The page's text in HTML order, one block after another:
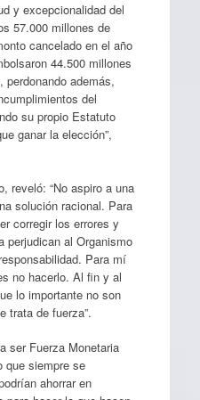
y excepcionalidad del
57.000 millones de
cancelado en el año
44.500 millones
perdonando además,
del
su propio Estatuto
ganar la elección”,
reveló: “No aspiro a una
solución racional. Para
corregir los errores y
perjudican al Organismo
Para mí
no hacerlo. Al fin y al
lo importante no son
trata de fuerza”.
ser Fuerza Monetaria
que siempre se
ahorrar en